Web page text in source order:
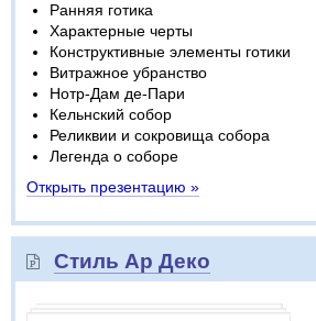
Ранняя готика
Характерные черты
Конструктивные элементы готики
Витражное убранство
Нотр-Дам де-Пари
Кельнский собор
Реликвии и сокровища собора
Легенда о соборе
Открыть презентацию »
Стиль Ар Деко